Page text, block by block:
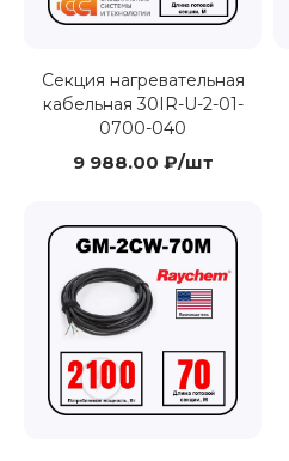
Секция нагревательная
кабельная 30IR-U-2-01-
0700-040
9 988.00 ₽/шт